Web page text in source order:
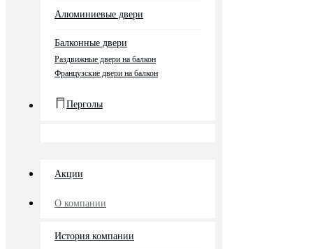
Алюминиевые двери
Балконные двери
Раздвижные двери на балкон
Французские двери на балкон
Перголы
Акции
О компании
История компании